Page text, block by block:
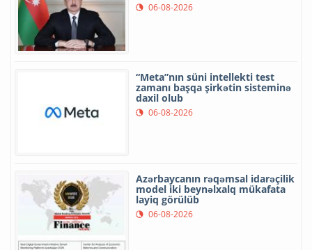
06-08-2026
“Meta”nın süni intellekti test
zamanı başqa şirkətin sisteminə
daxil olub
06-08-2026
Azərbaycanın rəqəmsal idarəçilik
model iki beynəlxalq mükafata
layiq görülüb
06-08-2026